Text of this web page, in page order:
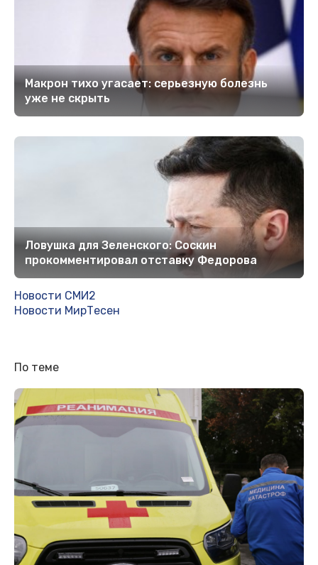
Макрон тихо угасает: серьезную болезнь
уже не скрыть
Ловушка для Зеленского: Соскин
прокомментировал отставку Федорова
Новости СМИ2
Новости МирТесен
По теме